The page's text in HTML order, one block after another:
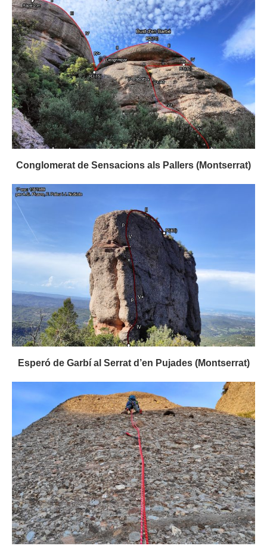
Conglomerat de Sensacions als Pallers (Montserrat)
Esperó de Garbí al Serrat d’en Pujades (Montserrat)